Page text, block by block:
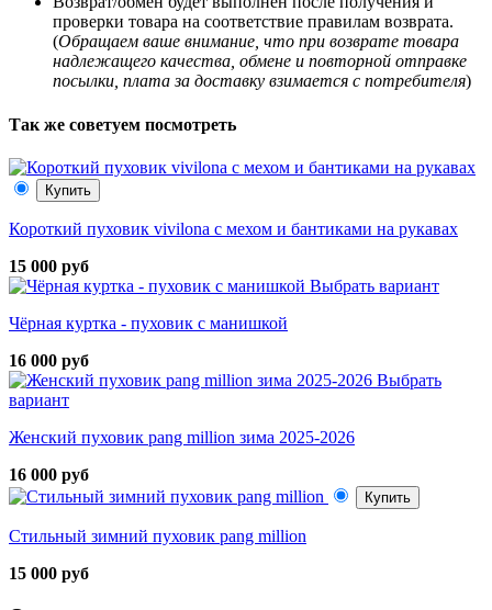
проверки товара на соответствие правилам возврата.
(Обращаем ваше внимание, что при возврате товара
надлежащего качества, обмене и повторной отправке
посылки, плата за доставку взимается с потребителя)
Так же советуем посмотреть
Купить
Короткий пуховик vivilona с мехом и бантиками на рукавах
15 000 руб
Выбрать вариант
Чёрная куртка - пуховик с манишкой
16 000 руб
Выбрать
вариант
Женский пуховик pang million зима 2025-2026
16 000 руб
Купить
Стильный зимний пуховик pang million
15 000 руб